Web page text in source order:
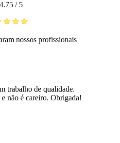
4.75 / 5
nossos profissionais
trabalho de qualidade.
não é careiro. Obrigada!